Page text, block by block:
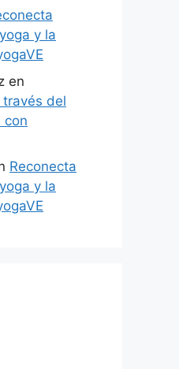
y la
en
través del
con
Reconecta
y la